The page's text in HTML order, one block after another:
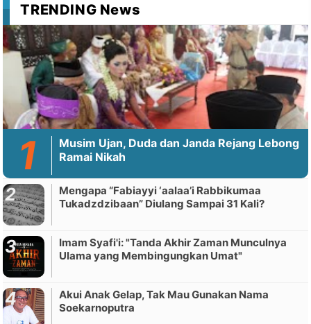
TRENDING News
Musim Ujan, Duda dan Janda Rejang Lebong
Ramai Nikah
Mengapa “Fabiayyi ‘aalaa’i Rabbikumaa
Tukadzdzibaan” Diulang Sampai 31 Kali?
Imam Syafi'i: "Tanda Akhir Zaman Munculnya
Ulama yang Membingungkan Umat"
Akui Anak Gelap, Tak Mau Gunakan Nama
Soekarnoputra